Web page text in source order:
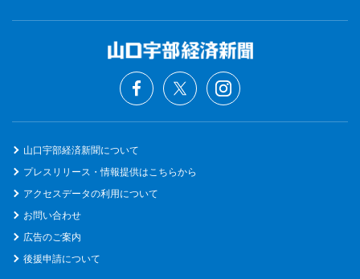
山口宇部経済新聞について
プレスリリース・情報提供はこちらから
アクセスデータの利用について
お問い合わせ
広告のご案内
後援申請について